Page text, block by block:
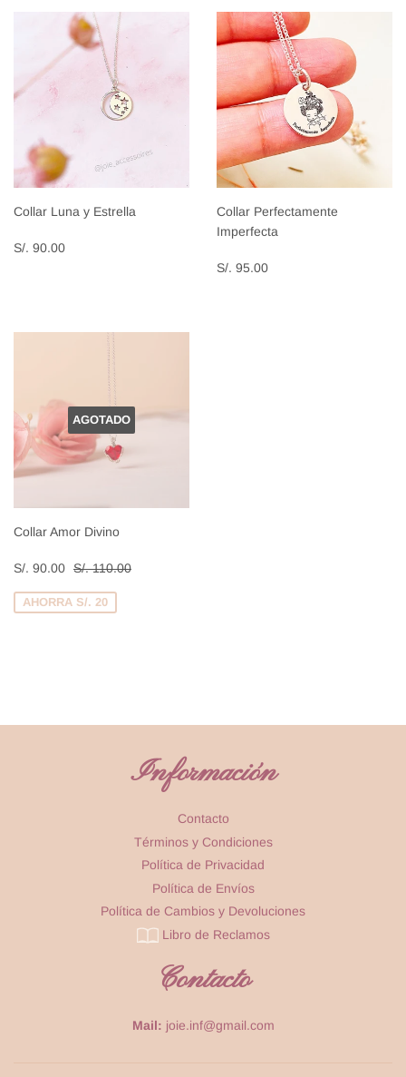
Collar Luna y Estrella
Precio
habitual
S/. 90.00
Collar Perfectamente
Imperfecta
Precio
habitual
S/. 95.00
AGOTADO
Collar Amor Divino
Precio
de
venta
S/. 90.00 S/.
90.00
Precio habitual
S/. 110.00
AHORRA S/. 20
Información
Contacto
Términos y Condiciones
Política de Privacidad
Política de Envíos
Política de Cambios y Devoluciones
Libro de Reclamos
Contacto
Mail: joie.inf@gmail.com